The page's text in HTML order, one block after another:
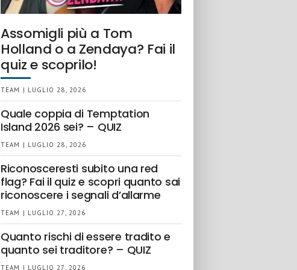
Assomigli più a Tom
Holland o a Zendaya? Fai il
quiz e scoprilo!
TEAM | LUGLIO 28, 2026
Quale coppia di Temptation
Island 2026 sei? – QUIZ
TEAM | LUGLIO 28, 2026
Riconosceresti subito una red
flag? Fai il quiz e scopri quanto sai
riconoscere i segnali d’allarme
TEAM | LUGLIO 27, 2026
Quanto rischi di essere tradito e
quanto sei traditore? – QUIZ
TEAM | LUGLIO 27, 2026